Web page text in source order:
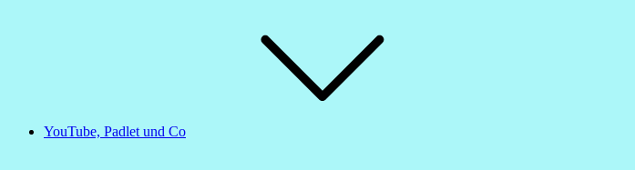
YouTube, Padlet und Co